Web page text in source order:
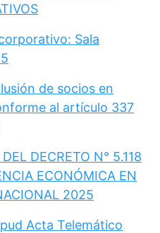
Sala
de socios en
al artículo 337
DECRETO N° 5.118
ECONÓMICA EN
2025
Acta Telemático